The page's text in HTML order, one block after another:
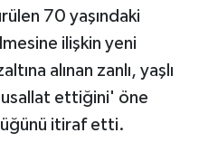
70 yaşındaki
ilişkin yeni
alınan zanlı, yaşlı
ettiğini' öne
itiraf etti.